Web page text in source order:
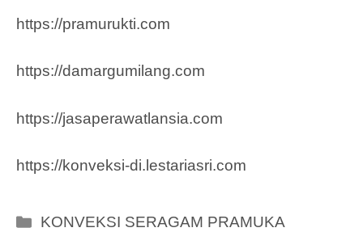
https://pramurukti.com
https://damargumilang.com
https://jasaperawatlansia.com
https://konveksi-di.lestariasri.com
Categories
KONVEKSI SERAGAM PRAMUKA